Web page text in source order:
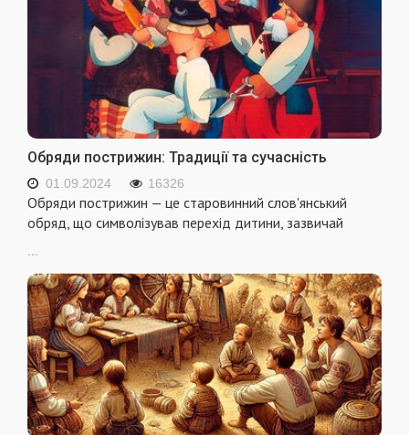
Обряди пострижин: Традиції та сучасність
01.09.2024 16326
Обряди пострижин — це старовинний слов'янський
обряд, що символізував перехід дитини, зазвичай